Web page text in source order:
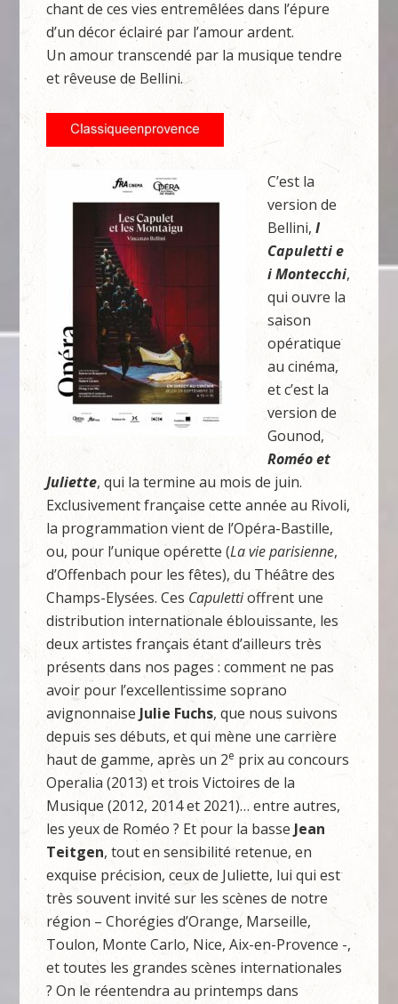
chant de ces vies entremêlées dans l’épure
d’un décor éclairé par l’amour ardent.
Un amour transcendé par la musique tendre
et rêveuse de Bellini.
C’est la
version de
Bellini,I
Capuletti e
i Montecchi,
qui ouvre la
saison
opératique
au cinéma,
et c’est la
version de
Gounod,
Roméo et
Juliette, qui la termine au mois de juin.
Exclusivement française cette année au Rivoli,
la programmation vient de l’Opéra-Bastille,
ou, pour l’unique opérette (La vie parisienne,
d’Offenbach pour les fêtes), du Théâtre des
Champs-Elysées. Ces Capulettioffrent une
distribution internationale éblouissante, les
deux artistes français étant d’ailleurs très
présents dans nos pages : comment ne pas
avoir pour l’excellentissime soprano
avignonnaise Julie Fuchs, que nous suivons
depuis ses débuts, et qui mène une carrière
haut de gamme, après un 2e prix au concours
Operalia (2013) et trois Victoires de la
Musique (2012, 2014 et 2021)… entre autres,
les yeux de Roméo ? Et pour la basseJean
Teitgen, tout en sensibilité retenue, en
exquise précision, ceux de Juliette, lui qui est
très souvent invité sur les scènes de notre
région – Chorégies d’Orange, Marseille,
Toulon, Monte Carlo, Nice, Aix-en-Provence -,
et toutes les grandes scènes internationales
? On le réentendra au printemps dans